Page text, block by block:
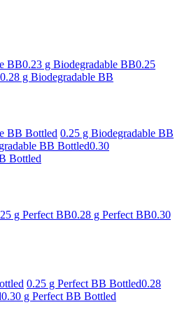
BB0.23 g Biodegradable BB0.25
0.28 g Biodegradable BB
BB Bottled 0.25 g Biodegradable BB
BB Bottled0.30
Bottled
g Perfect BB0.28 g Perfect BB0.30
0.25 g Perfect BB Bottled0.28
0.30 g Perfect BB Bottled